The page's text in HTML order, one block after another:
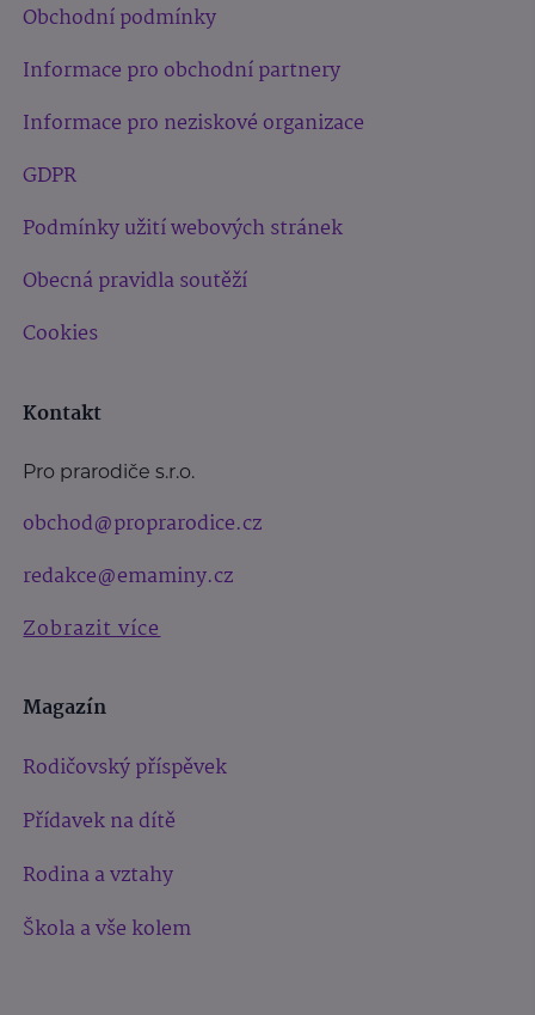
Obchodní podmínky
Informace pro obchodní partnery
Informace pro neziskové organizace
GDPR
Podmínky užití webových stránek
Obecná pravidla soutěží
Cookies
Kontakt
Pro prarodiče s.r.o.
obchod@proprarodice.cz
redakce@emaminy.cz
Zobrazit více
Magazín
Rodičovský příspěvek
Přídavek na dítě
Rodina a vztahy
Škola a vše kolem